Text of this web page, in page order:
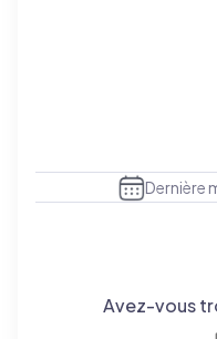
Dernière
Avez-vous